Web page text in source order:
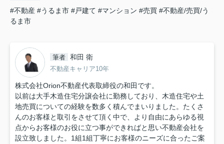
#不動産 #うるま市 #戸建て #マンション #売買 #不動産/売買/う
るま市
筆者 和田 衛
不動産キャリア10年
株式会社Orion不動産代表取締役の和田です。
以前は大手木造住宅分譲会社に勤務しており、木造住宅や土
地売買についての経験を数多く積んでまいりました。たくさ
んのお客様と取引をさせて頂く中で、より自由にあらゆる視
点からお客様のお役に立つ事ができればと思い不動産会社を
設立致しました。1組1組丁寧にお客様のニーズに合ったご案